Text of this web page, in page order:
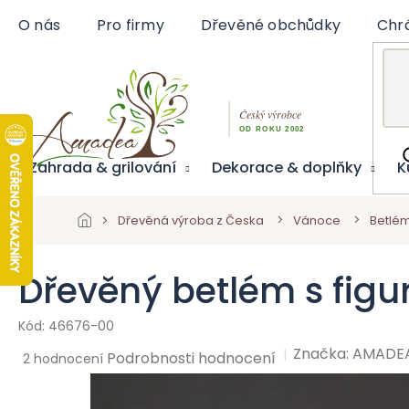
O nás Pro firmy Dřevěné obchůdky
Zahrada & grilování Dekorace & doplňky
Dřevěná výroba z Česka Vánoce
Dřevěný betlém s
46676-00
Průměrné
hodnocení
2 hodnocení Podrobnosti hodnocení Značka: